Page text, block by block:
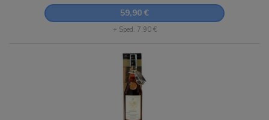
59,90 €
+ Sped. 7,90 €